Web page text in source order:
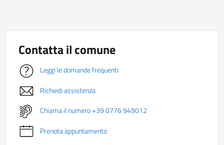
Contatta il comune
Leggi le domande frequenti
Richiedi assistenza
Chiama il numero +39 0776 949012
Prenota appuntamento